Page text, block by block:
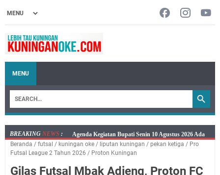
MENU
BREAKING NEWS :
Ini Jadwal Samsat Keliling Kuningan Senin 10 Agustus
2026
Kuningan Ada di Empat Lokasi
Beranda / futsal / kuningan oke / liputan kuningan / pekan ketiga / Pro
Futsal League 2 Tahun 2026 / Proton Kuningan
Gilas Futsal Mbak Adjeng, Proton FC